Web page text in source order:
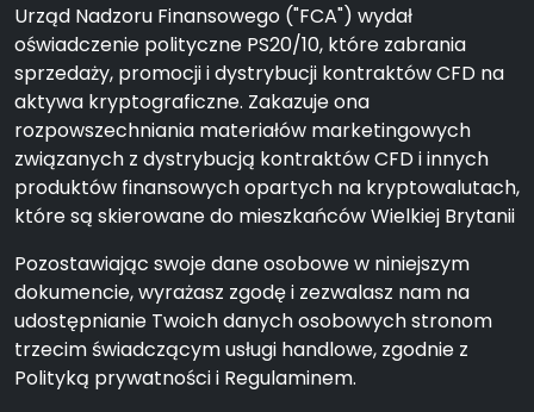
Urząd Nadzoru Finansowego ("FCA") wydał
oświadczenie polityczne PS20/10, które zabrania
sprzedaży, promocji i dystrybucji kontraktów CFD na
aktywa kryptograficzne. Zakazuje ona
rozpowszechniania materiałów marketingowych
związanych z dystrybucją kontraktów CFD i innych
produktów finansowych opartych na kryptowalutach,
które są skierowane do mieszkańców Wielkiej Brytanii
Pozostawiając swoje dane osobowe w niniejszym
dokumencie, wyrażasz zgodę i zezwalasz nam na
udostępnianie Twoich danych osobowych stronom
trzecim świadczącym usługi handlowe, zgodnie z
Polityką prywatności i Regulaminem.